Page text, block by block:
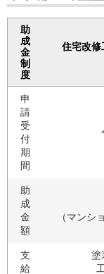
助
成
金
制
度
住宅改修
申
請
受
付
期
間
助
成
金
額
（マンシ
支
給
塗